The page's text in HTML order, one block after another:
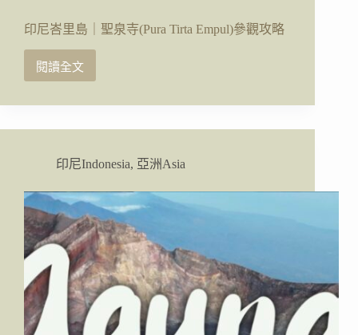
印尼峇里島｜聖泉寺(Pura Tirta Empul)參觀攻略
閱讀全文
印
峇
｜
聖
泉
寺
(Pura
Tirta
Empul)
參
觀
略
印尼Indonesia, 亞洲Asia